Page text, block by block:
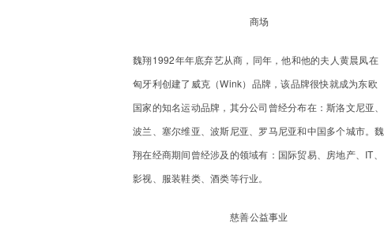
商场
魏翔1992年年底弃艺从商，同年，他和他的夫人黄晨凤在
匈牙利创建了威克（Wink）品牌，该品牌很快就成为东欧
国家的知名运动品牌，其分公司曾经分布在：斯洛文尼亚、
波兰、塞尔维亚、波斯尼亚、罗马尼亚和中国多个城市。魏
翔在经商期间曾经涉及的领域有：国际贸易、房地产、IT、
影视、服装鞋类、酒类等行业。
慈善公益事业